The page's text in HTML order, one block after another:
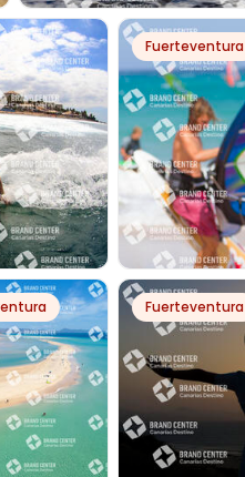
FARO DE MORRO JABLE
PH7436
Fuerteventura
WINDSURF
NATURAL DE
Fuerteventura